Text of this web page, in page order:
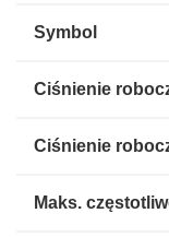
Symbol
Ciśnienie
Ciśnienie
Maks.